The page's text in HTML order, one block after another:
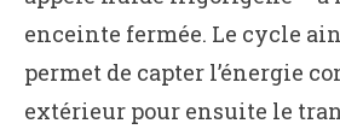
enceinte fermée. Le cycle
permet de capter l’énergie
extérieur pour ensuite le